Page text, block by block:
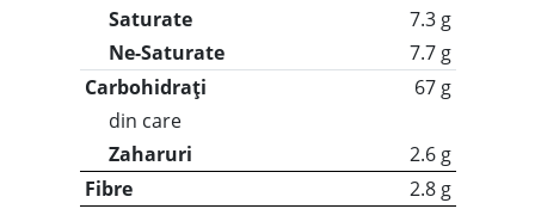
Saturate
7.3 g
Ne-Saturate
7.7 g
Carbohidrați
67 g
din care
Zaharuri
2.6 g
Fibre
2.8 g